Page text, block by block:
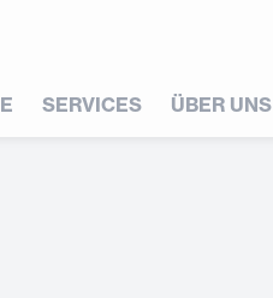
SERVICES ÜBER UNS